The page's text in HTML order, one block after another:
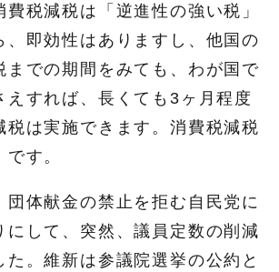
税減税は「逆進性の強い税」
、即効性はありますし、他国の
までの期間をみても、わが国で
えすれば、長くても3ヶ月程度
税は実施できます。消費税減税
す。
団体献金の禁止を拒む自民党に
にして、突然、議員定数の削減
た。維新は参議院選挙の公約と